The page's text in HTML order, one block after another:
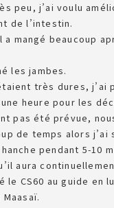
peu, j’ai voulu
de l’intestin.
a mangé beaucoup
les jambes.
très dures, j’ai
heure pour les
pas été prévue,
de temps alors j’ai
pendant 5-10
aura
le CS60 au guide en